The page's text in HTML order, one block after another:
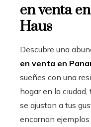
en venta
Haus
Descubre una
en venta en
sueñes con una
hogar en la
se ajustan a tus
encarnan